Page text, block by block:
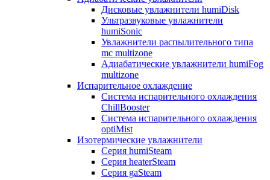
Дисковые увлажнители humiDisk
Ультразвуковые увлажнители
humiSonic
Увлажнители распылительного типа
mc multizone
Адиабатические увлажнители humiFog
multizone
Испарительное охлаждение
Система испарительного охлаждения
ChillBooster
Система испарительного охлаждения
optiMist
Изотермические увлажнители
Серия humiSteam
Серия heaterSteam
Серия gaSteam